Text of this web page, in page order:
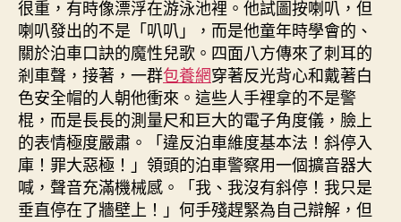
很重，有時像漂浮在游泳池裡。他試圖按喇叭，但
喇叭發出的不是「叭叭」，而是他童年時學會的、
關於泊車口訣的魔性兒歌。四面八方傳來了刺耳的
剎車聲，接著，一群包養網穿著反光背心和戴著白
色安全帽的人朝他衝來。這些人手裡拿的不是警
棍，而是長長的測量尺和巨大的電子角度儀，臉上
的表情極度嚴肅。「違反泊車維度基本法！斜停入
庫！罪大惡極！」領頭的泊車警察用一個擴音器大
喊，聲音充滿機械感。「我、我沒有斜停！我只是
垂直停在了牆壁上！」何手殘趕緊為自己辯解，但